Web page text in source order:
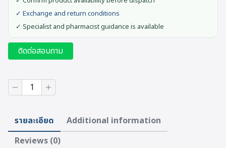
✓ Exchange and return conditions
✓ Specialist and pharmacist guidance is available
ติดต่อสอบถาม
SCHOLL
Expertcare
Triple
Oil
quantity
รายละเอียด
Additional information
Reviews (0)